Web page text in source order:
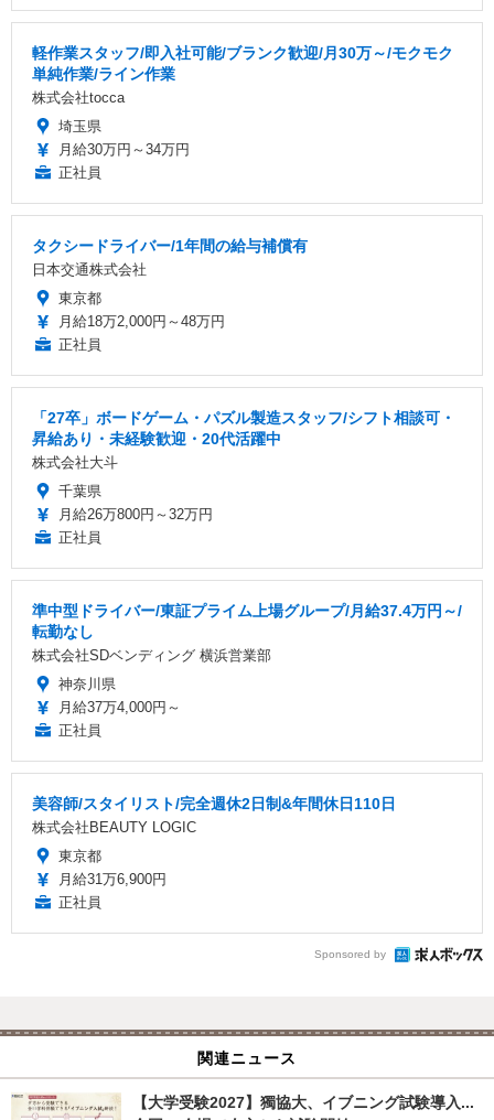
軽作業スタッフ/即入社可能/ブランク歓迎/月30万～/モクモク
単純作業/ライン作業
株式会社tocca
埼玉県
月給30万円～34万円
正社員
タクシードライバー/1年間の給与補償有
日本交通株式会社
東京都
月給18万2,000円～48万円
正社員
「27卒」ボードゲーム・パズル製造スタッフ/シフト相談可・
昇給あり・未経験歓迎・20代活躍中
株式会社大斗
千葉県
月給26万800円～32万円
正社員
準中型ドライバー/東証プライム上場グループ/月給37.4万円～/
転勤なし
株式会社SDベンディング 横浜営業部
神奈川県
月給37万4,000円～
正社員
美容師/スタイリスト/完全週休2日制&年間休日110日
株式会社BEAUTY LOGIC
東京都
月給31万6,900円
正社員
Sponsored by
関連ニュース
【大学受験2027】獨協大、イブニング試験導入...